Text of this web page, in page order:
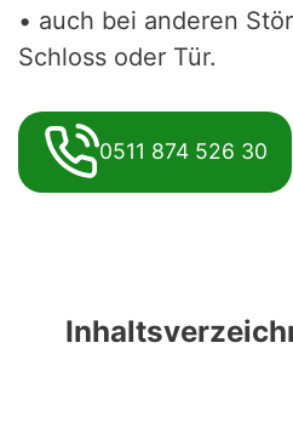
• auch bei anderen
Schloss oder Tür.
0511 874 526 30